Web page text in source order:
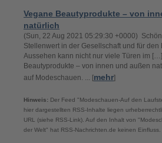
Vegane Beautyprodukte – von
natürlich
(Sun, 22 Aug 2021 05:29:30 +0000)
Stellenwert in der Gesellschaft und für
Aussehen kann nicht nur viele Türen im
Beautyprodukte – von innen und außen
auf Modeschauen. ... [mehr]
Hinweis: Der Feed "Modeschauen-Auf den
hier dargestellten RSS-Inhalte liegen
URL (siehe RSS-Link). Auf den Inhalt von
der Welt" hat RSS-Nachrichten.de keinen